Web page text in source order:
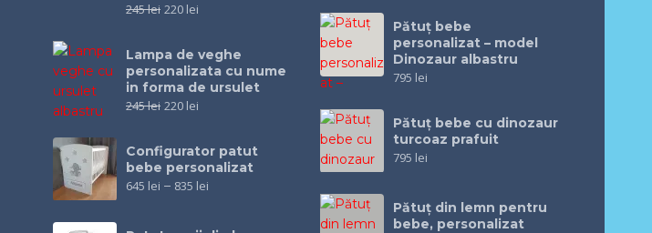
245lei 220 lei
Lampa de veghe
personalizata cu nume
in forma de ursulet
245lei 220 lei
Configurator patut
bebe personalizat
645 lei – 835 lei
Pătuț bebe
personalizat – model
Dinozaur albastru
795 lei
Pătuţ bebe cu dinozaur
turcoaz prafuit
795 lei
Pătuţ din lemn pentru
bebe, personalizat